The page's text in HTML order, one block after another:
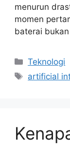
menurun
momen
baterai
Categories
Teknologi
Tags
artificial